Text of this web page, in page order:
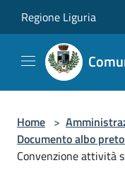
Regione Liguria
Home >
Documento albo
Convenzione attività